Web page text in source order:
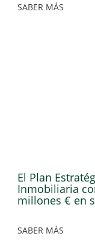
SABER MÁS
El Plan
Inmobiliaria
millones € en
SABER MÁS